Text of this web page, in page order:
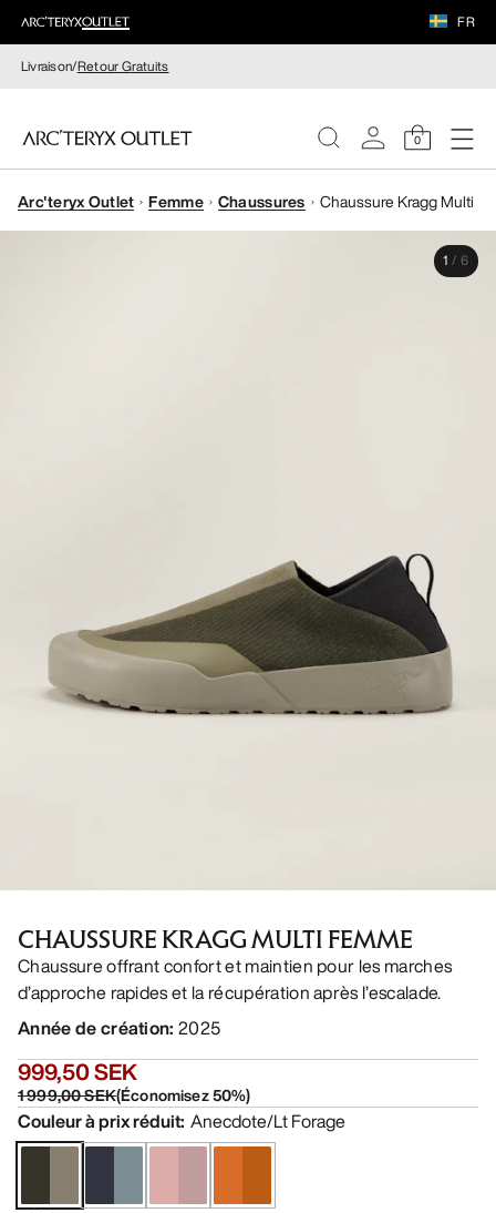
FR
Livraison/Retour Gratuits
0
FEMME
Arc'teryx Outlet Femme Chaussures Chaussure Kragg Multi
1 / 6
CHAUSSURE KRAGG MULTI FEMME
Chaussure offrant confort et maintien pour les marches
d’approche rapides et la récupération après l’escalade.
Année de création: 2025
999,50 SEK
1 999,00 SEK(Économisez50%)
Couleur à prix réduit: Anecdote/Lt Forage